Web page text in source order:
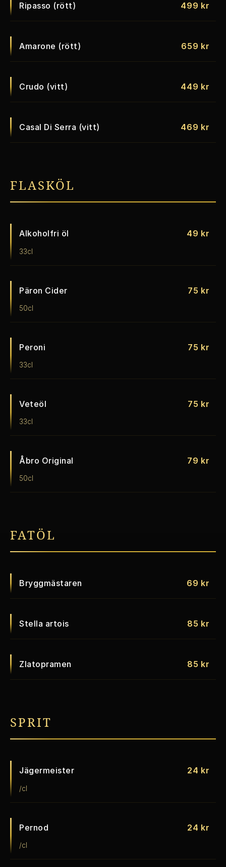
Ripasso (rött) 499 kr
Amarone (rött) 659 kr
Crudo (vitt) 449 kr
Casal Di Serra (vitt) 469 kr
FLASKÖL
Alkoholfri öl 49 kr
33cl
Päron Cider 75 kr
50cl
Peroni 75 kr
33cl
Veteöl 75 kr
33cl
Åbro Original 79 kr
50cl
FATÖL
Bryggmästaren 69 kr
Stella artois 85 kr
Zlatopramen 85 kr
SPRIT
Jägermeister 24 kr
/cl
Pernod 24 kr
/cl